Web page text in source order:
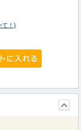
て！)